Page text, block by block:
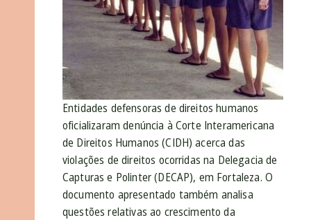
Entidades defensoras de direitos humanos
oficializaram denúncia à Corte Interamericana
de Direitos Humanos (CIDH) acerca das
violações de direitos ocorridas na Delegacia de
Capturas e Polinter (DECAP), em Fortaleza. O
documento apresentado também analisa
questões relativas ao crescimento da